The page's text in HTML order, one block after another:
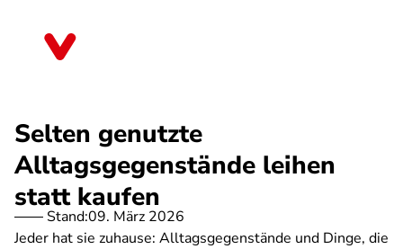
Selten genutzte
Alltagsgegenstände leihen
statt kaufen
Stand:09. März 2026
Jeder hat sie zuhause: Alltagsgegenstände und Dinge, die